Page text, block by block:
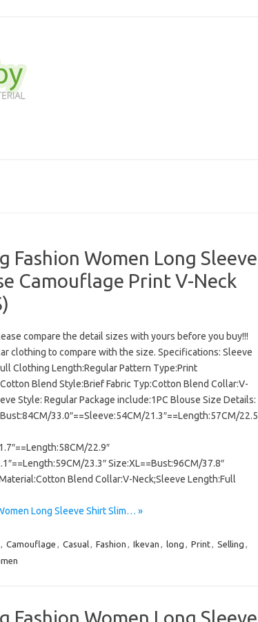
Fashion Women Long Sleeve
Camouflage Print V-Neck
compare the detail sizes with yours before you buy!!!
clothing to compare with the size. Specifications: Sleeve
Clothing Length:Regular Pattern Type:Print
Blend Style:Brief Fabric Typ:Cotton Blend Collar:V-
Style: Regular Package include:1PC Blouse Size Details:
33.0″==Sleeve:54CM/21.3″==Length:57CM/22.5
22.9″
23.3″ Size:XL==Bust:96CM/37.8″
Blend Collar:V-Neck;Sleeve Length:Full
Long Sleeve Shirt Slim… »
, Camouflage , Casual, Fashion , Ikevan , long , Print, Selling ,
Fashion Women Long Sleeve